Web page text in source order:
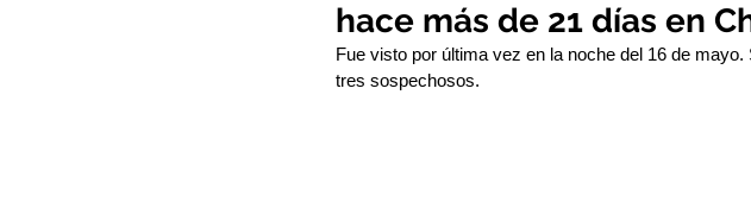
hace más de 21 días en
Fue visto por última vez en la noche del 16 de
tres sospechosos.